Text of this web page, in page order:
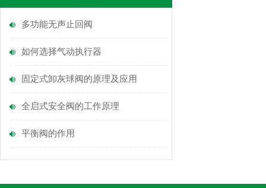
多功能无声止回阀
如何选择气动执行器
固定式卸灰球阀的原理及应用
全启式安全阀的工作原理
平衡阀的作用